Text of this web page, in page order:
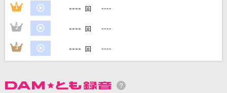
カラオケ最新情報をチェック！
1 ---- 回 ----
2 ---- 回 ----
3 ---- 回 ----